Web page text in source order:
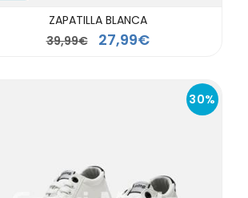
ZAPATILLA BLANCA
39,99€
27,99€
30%